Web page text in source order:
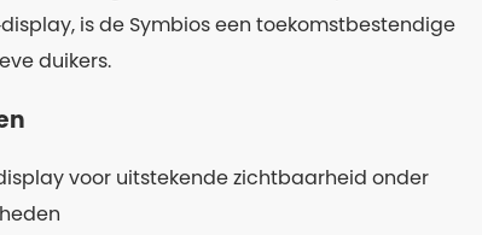
is de Symbios een toekomstbestendige
duikers.
voor uitstekende zichtbaarheid onder